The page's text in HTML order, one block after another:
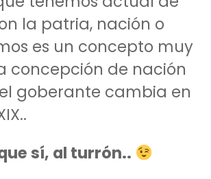
la patria, nación o
es un concepto muy
concepción de nación
goberante cambia en
sí, al turrón..